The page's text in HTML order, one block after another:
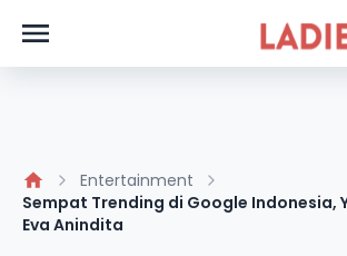
Entertainment
Sempat Trending di Google Indonesia,
Eva Anindita